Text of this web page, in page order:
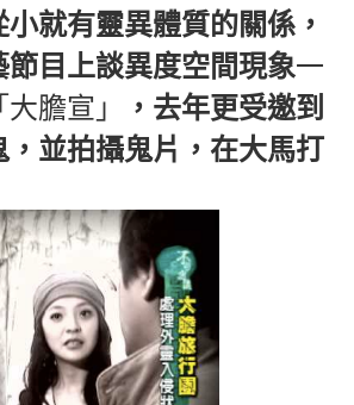
就有靈異體質的關係，
節目上談異度空間現象一
膽宣」
，去年更受邀到
，並拍攝鬼片，在大馬打